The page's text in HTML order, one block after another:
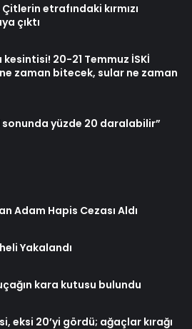
etrafındaki kırmızı
çıktı
kesintisi! 20-21 Temmuz İSKİ
zaman bitecek, sular ne zaman
sonunda yüzde 20 daralabilir”
Adam Hapis Cezası Aldı
Yakalandı
kara kutusu bulundu
eksi 20’yi gördü; ağaçlar kırağı